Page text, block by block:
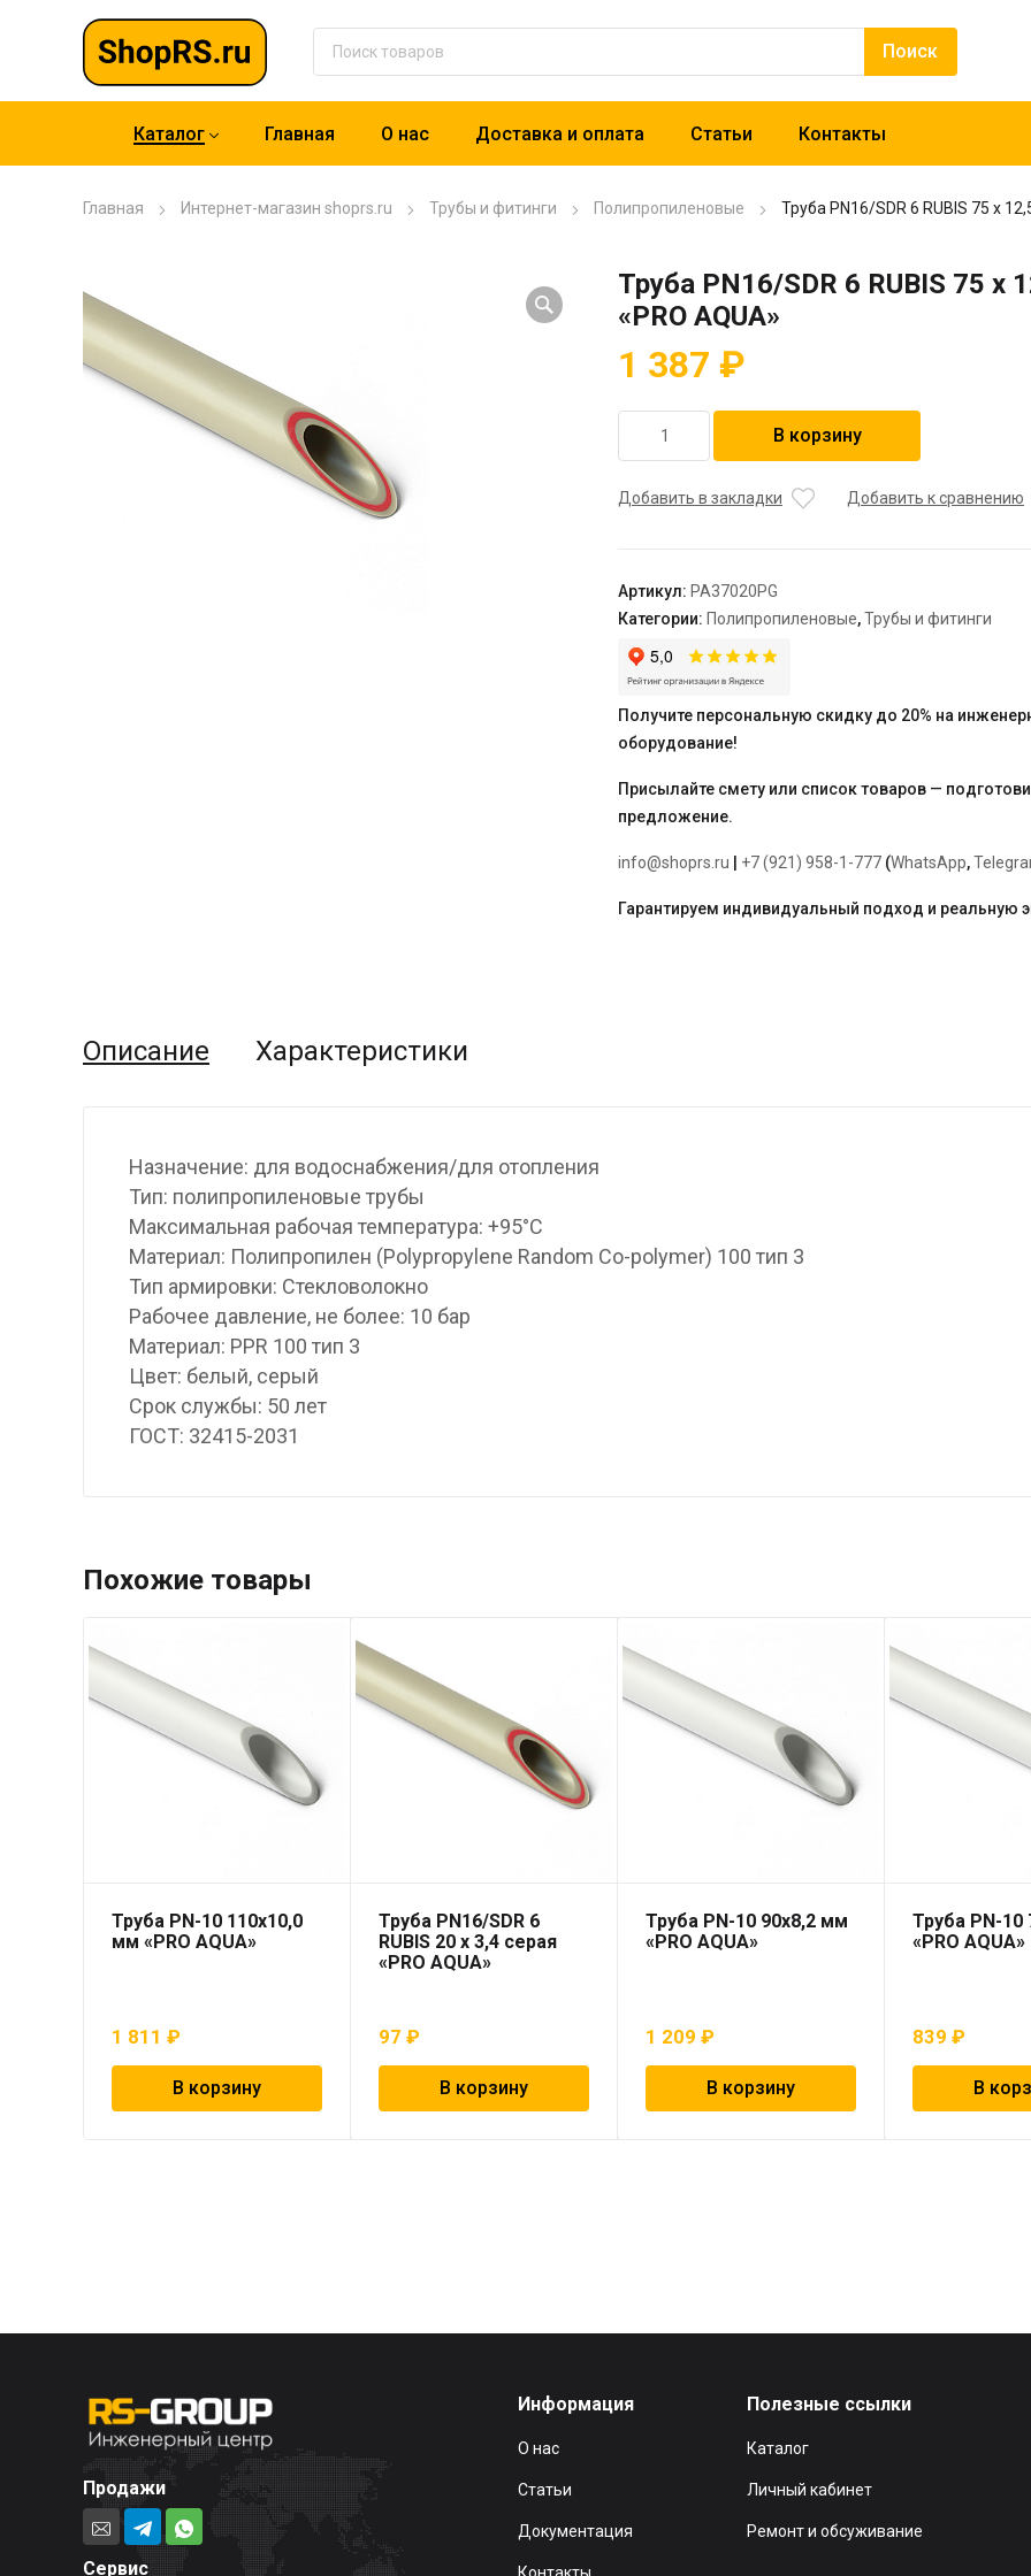
Каталог Главная О нас Доставка и оплата Статьи Контакты
Главная Интернет-магазин shoprs.ru Трубы и фитинги Полипропиленовые Труба PN16/SDR 6 RUBIS 75 x
Труба PN16/SDR 6 RUBIS 75 x
«PRO AQUA»
1 387 ₽
товара
PN16/SDR
x
12,5
серая
"PRO
В корзину
Добавить в закладки Добавить к сравнению
Артикул: PA37020PG
Категории: Полипропиленовые,Трубы и фитинги
Получите персональную скидку до 20% на
оборудование!
Присылайте смету или список товаров —
предложение.
info@shoprs.ru +7 (921) 958-1-777 (WhatsApp,
Гарантируем индивидуальный подход и реальную
Описание Характеристики
Назначение: для водоснабжения/для отопления
Тип: полипропиленовые трубы
Максимальная рабочая температура: +95°С
Материал: Полипропилен (Polypropylene Random Co-polymer) 100 тип 3
Тип армировки: Стекловолокно
Рабочее давление, не более: 10 бар
Материал: PPR 100 тип 3
Цвет: белый, серый
Срок службы: 50 лет
ГОСТ: 32415-2031
Похожие товары
Труба PN-10 110х10,0
мм «PRO AQUA»
1 811 ₽
В корзину
Труба PN16/SDR 6
RUBIS 20 x 3,4 серая
«PRO AQUA»
97₽
В корзину
Труба PN-10 90х8,2 мм
«PRO AQUA»
1 209₽
В корзину
Труба PN-10
«PRO AQUA»
839₽
В
Продажи
Сервис
Информация
О нас
Статьи
Документация
Полезные ссылки
Каталог
Личный кабинет
Ремонт и обсуживание